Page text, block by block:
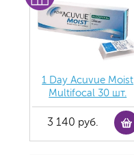
1 Day Acuvue Moist
Multifocal 30 шт.
3 140 руб.